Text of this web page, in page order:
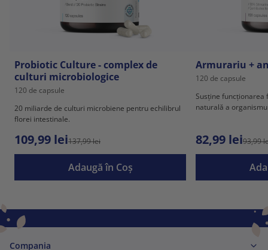
Probiotic Culture - complex de
culturi microbiologice
120 de capsule
20 miliarde de culturi microbiene pentru echilibrul
florei intestinale.
109,99 lei137,99 lei
Adaugă în Coş
Armurariu +
120 de capsule
Susține
naturală a
82,99 lei93,99
Compania